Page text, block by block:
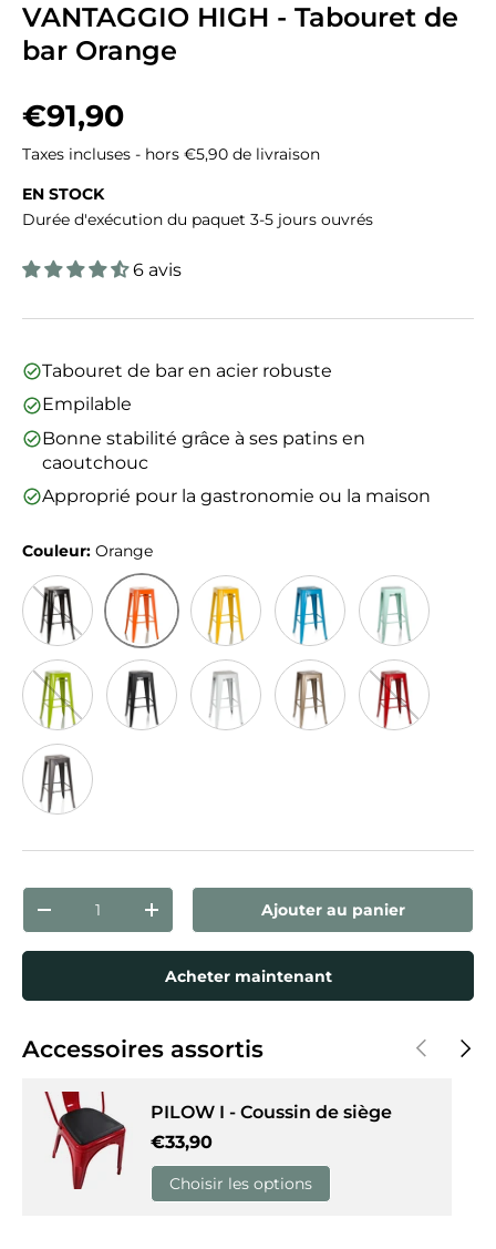
VANTAGGIO HIGH - Tabouret de
bar Orange
Prix habituel
€91,90
Taxes incluses - hors €5,90 de livraison
EN STOCK
Durée d'exécution du paquet 3-5 jours ouvrés
6 avis
Tabouret de bar en acier robuste
Empilable
Bonne stabilité grâce à ses patins en
caoutchouc
Approprié pour la gastronomie ou la maison
Couleur: Orange
Noir Orange Jaune Bleu Clair Pastel vert
Vert
Diminuer la quantitéAugmenter la quantité
Ajouter au panier
Acheter maintenant
Accessoires assortis Précédent
PILOW I - Coussin de siège
Prix habituel
€33,90
Choisir les options